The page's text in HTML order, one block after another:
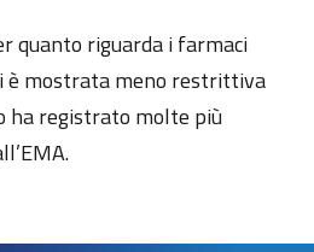
quanto riguarda i farmaci
è mostrata meno restrittiva
ha registrato molte più